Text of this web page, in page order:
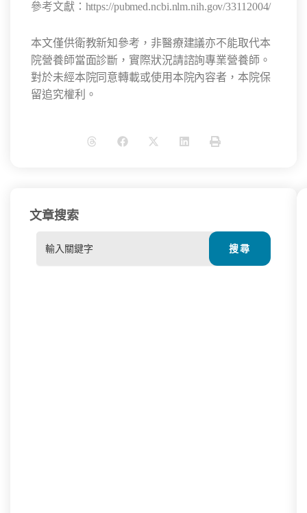
參考文獻： https://pubmed.ncbi.nlm.nih.gov/33112004/
本文僅供衛教新知參考，非醫療建議亦不能取代本
院營養師當面診斷，實際狀況請諮詢專業營養師。
對於未經本院同意轉載或使用本院內容者，本院保
留追究權利。
文章搜索
for: